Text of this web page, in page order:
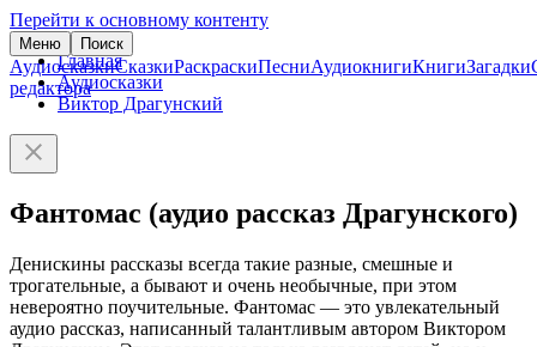
Перейти к основному контенту
Меню Поиск
АудиосказкиСказкиРаскраскиПесниАудиокнигиКнигиЗагадки
редактора
Главная
Аудиосказки
Виктор Драгунский
Фантомас (аудио рассказ Драгунского)
Денискины рассказы всегда такие разные, смешные и
трогательные, а бывают и очень необычные, при этом
невероятно поучительные. Фантомас — это увлекательный
аудио рассказ, написанный талантливым автором Виктором